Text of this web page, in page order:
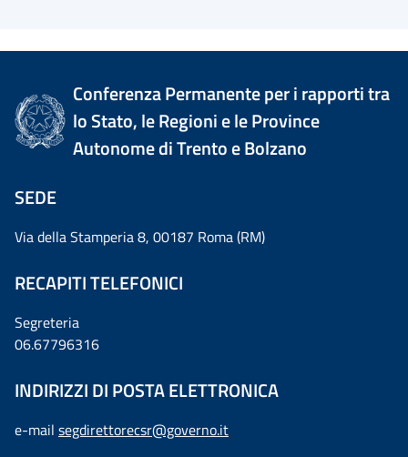
Conferenza Permanente per i rapporti tra
lo Stato, le Regioni e le Province
Autonome di Trento e Bolzano
SEDE
Via della Stamperia 8, 00187 Roma (RM)
RECAPITI TELEFONICI
Segreteria
06.67796316
INDIRIZZI DI POSTA ELETTRONICA
e-mail segdirettorecsr@governo.it